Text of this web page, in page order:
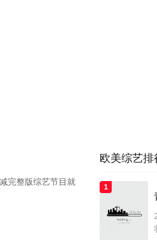
完整版综艺节目就
欧美综艺排
1